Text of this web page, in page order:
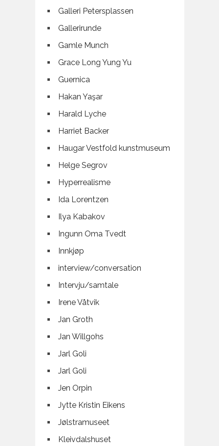
Galleri Petersplassen
Gallerirunde
Gamle Munch
Grace Long Yung Yu
Guernica
Hakan Yaşar
Harald Lyche
Harriet Backer
Haugar Vestfold kunstmuseum
Helge Segrov
Hyperrealisme
Ida Lorentzen
Ilya Kabakov
Ingunn Oma Tvedt
Innkjøp
interview/conversation
Intervju/samtale
Irene Våtvik
Jan Groth
Jan Willgohs
Jarl Goli
Jarl Goli
Jen Orpin
Jytte Kristin Eikens
Jølstramuseet
Kleivdalshuset